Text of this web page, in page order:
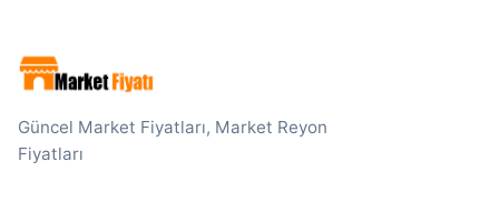
Güncel Market Fiyatları, Market Reyon
Fiyatları